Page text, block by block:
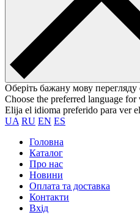
Оберіть бажану мову перегляду
Choose the preferred language
Elija el idioma preferido para ver
UA RU EN ES
Головна
Каталог
Про нас
Новини
Оплата та доставка
Контакти
Вхiд